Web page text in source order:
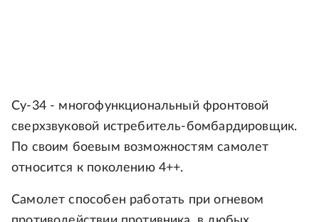
Су-34 - многофункциональный фронтовой
сверхзвуковой истребитель-бомбардировщик.
По своим боевым возможностям самолет
относится к поколению 4++.
Самолет способен работать при огневом